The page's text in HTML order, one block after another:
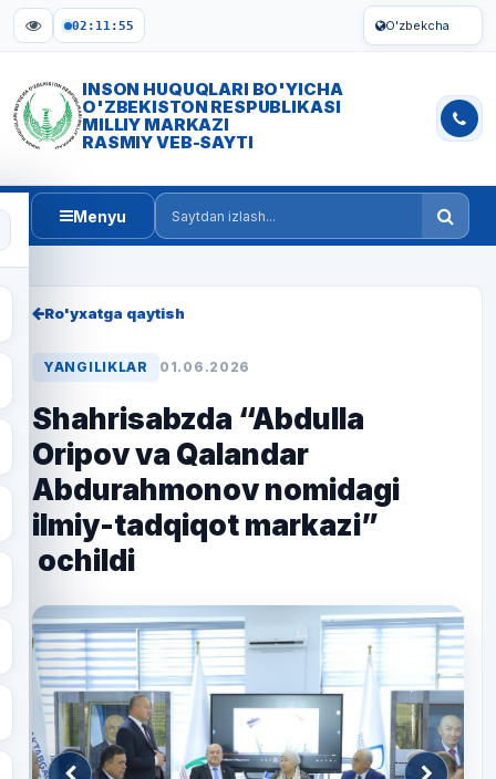
02:11:56 O'zbekcha
INSON HUQUQLARI BO'YICHA
O'ZBEKISTON RESPUBLIKASI
MILLIY MARKAZI
RASMIY VEB-SAYTI
Menyu
Saytdan izlash
Ro'yxatga qaytish
YANGILIKLAR 01.06.2026
Shahrisabzda “Abdulla
Oripov va Qalandar
Abdurahmonov nomidagi
ilmiy-tadqiqot markazi”
ochildi